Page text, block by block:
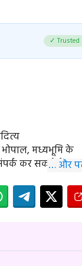
✓ Trusted
मध्यभूमि के
कर सकते हैं।
… और